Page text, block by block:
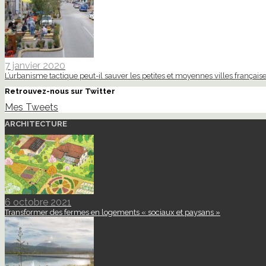
7 janvier 2020
L’urbanisme tactique peut-il sauver les petites et moyennes villes
Retrouvez-nous sur Twitter
Mes Tweets
ARCHITECTURE
6 octobre 2021
Transformer des fermes en logements « sociaux et paysans »